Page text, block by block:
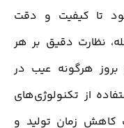
تا کیفیت و دقت
نظارت دقیق بر هر
هرگونه عیب در
از تکنولوژی‌های
کاهش زمان تولید و